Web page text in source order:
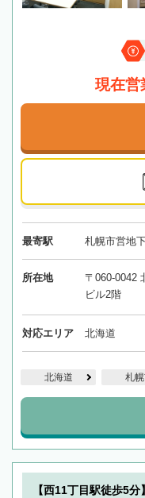
現在営
最寄駅 札幌市営地
所在地
〒060-0042
ビル2階
対応エリア 北海道
北海道 札
【西11丁目駅徒歩5